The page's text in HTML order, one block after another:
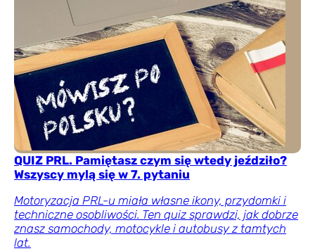
QUIZ PRL. Pamiętasz czym się wtedy jeździło?
Wszyscy mylą się w 7. pytaniu
Motoryzacja PRL-u miała własne ikony, przydomki i
techniczne osobliwości. Ten quiz sprawdzi, jak dobrze
znasz samochody, motocykle i autobusy z tamtych
lat.